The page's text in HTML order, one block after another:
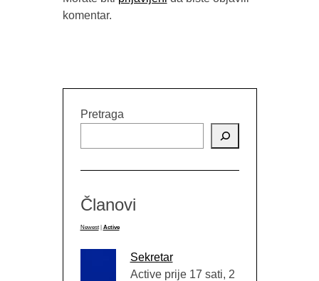
komentar.
Pretraga
Članovi
Newest Active
Sekretar
Active prije 17 sati, 2